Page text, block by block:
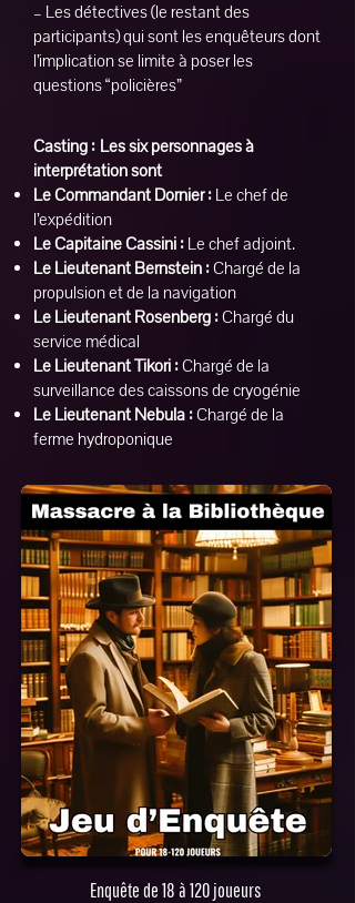
– Les détectives (le restant des
participants) qui sont les enquêteurs dont
l’implication se limite à poser les
questions “policières”
Casting : Les six personnages à
interprétation sont
Le Commandant Dornier : Le chef de
l’expédition
Le Capitaine Cassini : Le chef adjoint.
Le Lieutenant Bernstein :Chargé de la
propulsion et de la navigation
Le Lieutenant Rosenberg :Chargé du
service médical
Le Lieutenant Tikori :Chargé de la
surveillance des caissons de cryogénie
Le Lieutenant Nebula :Chargé de la
ferme hydroponique
Enquête de 18 à 120 joueurs